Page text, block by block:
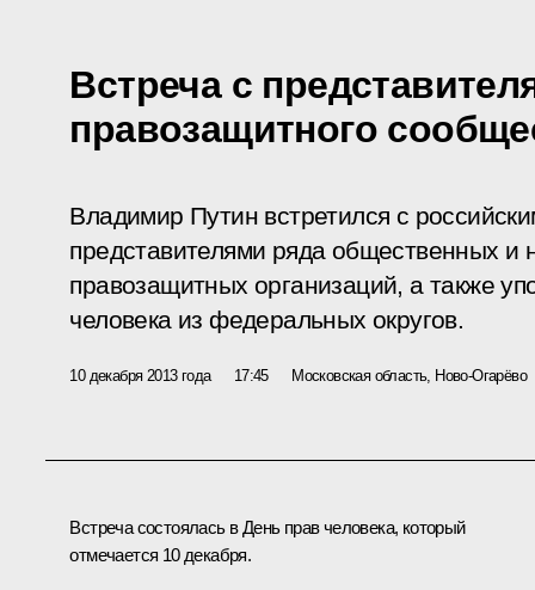
Встреча с
правозащитного
Владимир Путин встретился с
представителями ряда общественных и
правозащитных организаций, а также
человека из федеральных округов.
10 декабря 2013 года 17:45 Московская область, Ново-Огарёво
Встреча состоялась в День прав человека, который
отмечается 10 декабря.